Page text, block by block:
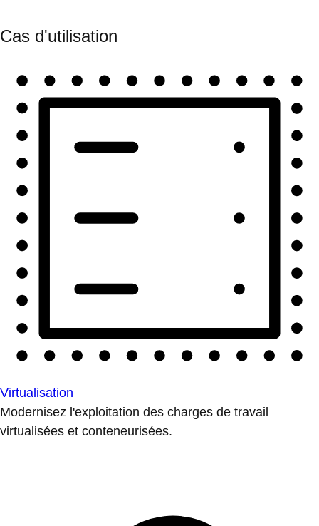
Cas d'utilisation
Virtualisation
Modernisez l'exploitation des charges de travail
virtualisées et conteneurisées.